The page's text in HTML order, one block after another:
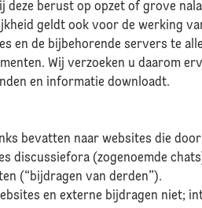
deze berust op opzet of grove
geldt ook voor de werking
en de bijbehorende servers te
Wij verzoeken u daarom
en informatie downloadt.
bevatten naar websites die
discussiefora (zogenoemde
(“bijdragen van derden”).
en externe bijdragen niet;